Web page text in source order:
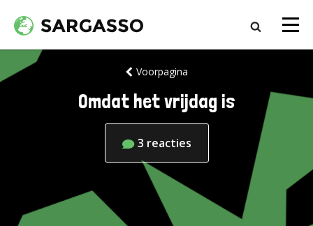
Voorpagina
Omdat het vrijdag is
3 reacties